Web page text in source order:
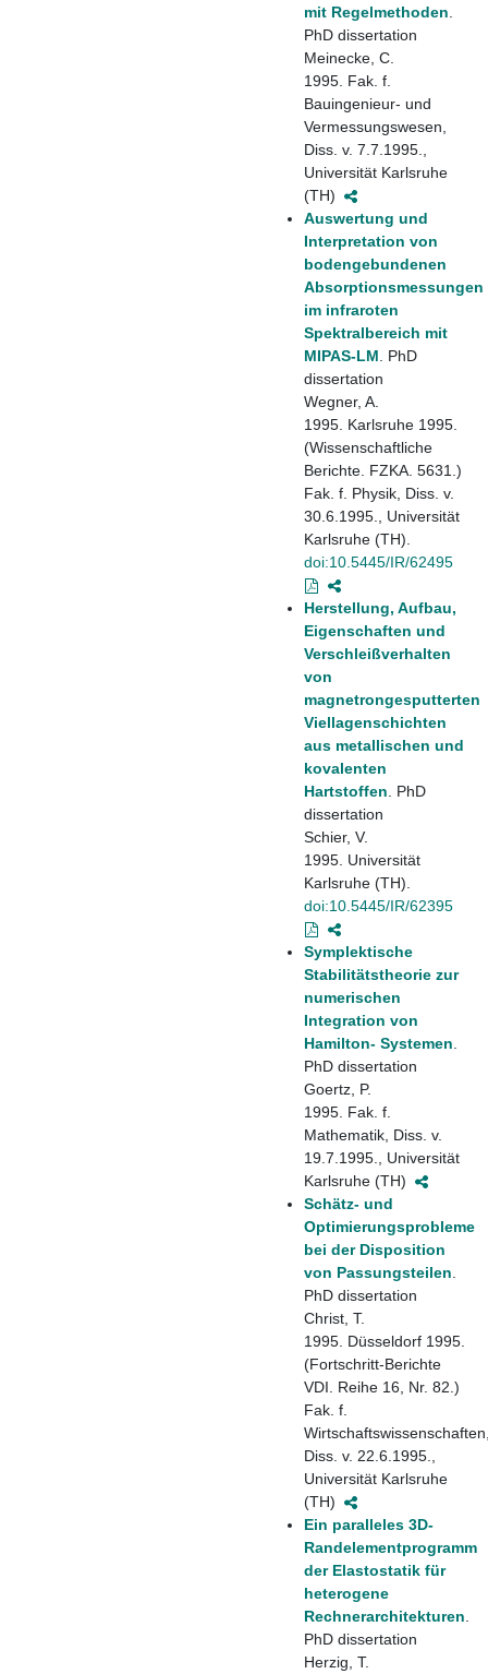
mit Regelmethoden
PhD dissertation
Meinecke, C.
1995. Fak. f.
Bauingenieur- und
Vermessungswesen,
Diss. v. 7.7.1995.,
Universität Karlsruhe
(TH)
Auswertung und
Interpretation von
bodengebundenen
Absorptionsmessungen
im infraroten
Spektralbereich mit
MIPAS-LM . PhD
dissertation
Wegner, A.
1995. Karlsruhe 1995.
(Wissenschaftliche
Berichte. FZKA. 5631.)
Fak. f. Physik, Diss. v.
30.6.1995., Universität
Karlsruhe (TH).
doi:10.5445/IR/62495
Herstellung, Aufbau,
Eigenschaften und
Verschleißverhalten
von
magnetrongesputterten
Viellagenschichten
aus metallischen und
kovalenten
Hartstoffen . PhD
dissertation
Schier, V.
1995. Universität
Karlsruhe (TH).
doi:10.5445/IR/62395
Symplektische
Stabilitätstheorie zur
numerischen
Integration von
Hamilton- Systemen
PhD dissertation
Goertz, P.
1995. Fak. f.
Mathematik, Diss. v.
19.7.1995., Universität
Karlsruhe (TH)
Schätz- und
Optimierungsprobleme
bei der Disposition
von Passungsteilen
PhD dissertation
Christ, T.
1995. Düsseldorf 1995.
(Fortschritt-Berichte
VDI. Reihe 16, Nr. 82.)
Fak. f.
Diss. v. 22.6.1995.,
Universität Karlsruhe
(TH)
Ein paralleles 3D-
Randelementprogramm
der Elastostatik für
heterogene
Rechnerarchitekturen
PhD dissertation
Herzig, T.